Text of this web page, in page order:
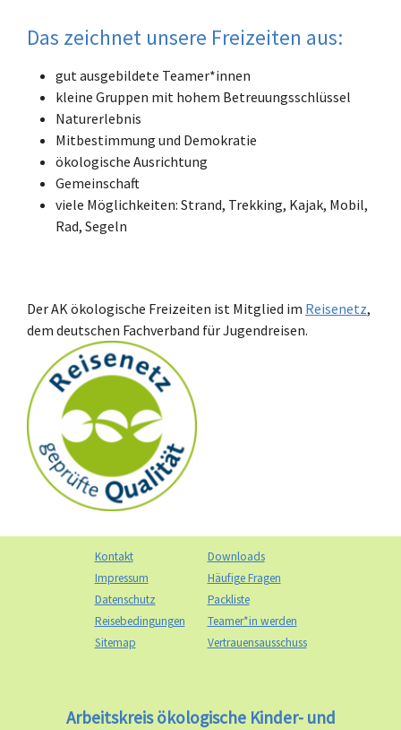
Das zeichnet unsere Freizeiten aus:
gut ausgebildete Teamer*innen
kleine Gruppen mit hohem Betreuungsschlüssel
Naturerlebnis
Mitbestimmung und Demokratie
ökologische Ausrichtung
Gemeinschaft
viele Möglichkeiten: Strand, Trekking, Kajak, Mobil,
Rad, Segeln
Der AK ökologische Freizeiten ist Mitglied im Reisenetz,
dem deutschen Fachverband für Jugendreisen.
Kontakt
Impressum
Datenschutz
Reisebedingungen
Sitemap
Downloads
Häufige Fragen
Packliste
Teamer*in werden
Vertrauensausschuss
Arbeitskreis ökologische Kinder- und